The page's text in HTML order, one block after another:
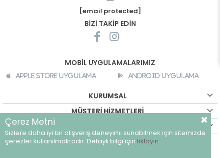
[email protected]
BİZİ TAKİP EDİN
MOBİL UYGULAMALARIMIZ
Apple Store Uygulama Android Uygulama
KURUMSAL
MÜŞTERİ HİZMETLERİ
©breeze.com.tr - Tüm hakları saklıdır.
Çerez Metni
Sizlere daha iyi bir alışveriş deneyimi sunabilmek için sitemizde
çerezler kullanılmaktadır. Detaylı bilgi için tıklayın